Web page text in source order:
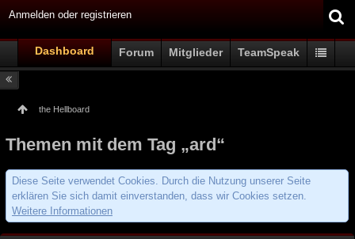
Anmelden oder registrieren
Dashboard Forum Mitglieder TeamSpeak
the Hellboard
Themen mit dem Tag „ard“
Diese Seite verwendet Cookies. Durch die Nutzung unserer Seite
erklären Sie sich damit einverstanden, dass wir Cookies setzen.
Weitere Informationen